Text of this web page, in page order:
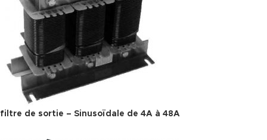
filtre de sortie – Sinusoïdale de 4A à 48A